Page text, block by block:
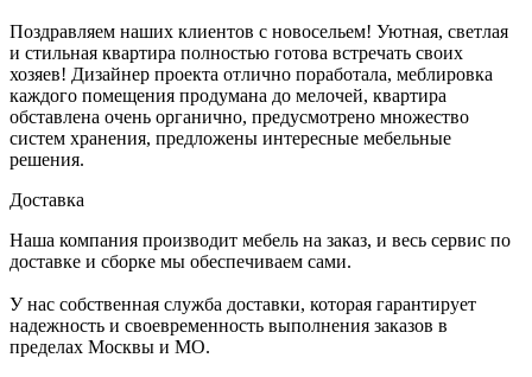
Поздравляем наших клиентов с новосельем! Уютная, светлая
и стильная квартира полностью готова встречать своих
хозяев! Дизайнер проекта отлично поработала, меблировка
каждого помещения продумана до мелочей, квартира
обставлена очень органично, предусмотрено множество
систем хранения, предложены интересные мебельные
решения.
Доставка
Наша компания производит мебель на заказ, и весь сервис по
доставке и сборке мы обеспечиваем сами.
У нас собственная служба доставки, которая гарантирует
надежность и своевременность выполнения заказов в
пределах Москвы и МО.